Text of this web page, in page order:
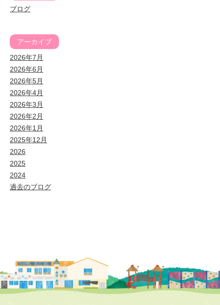
ブログ
アーカイブ
2026年7月
2026年6月
2026年5月
2026年4月
2026年3月
2026年2月
2026年1月
2025年12月
2026
2025
2024
過去のブログ